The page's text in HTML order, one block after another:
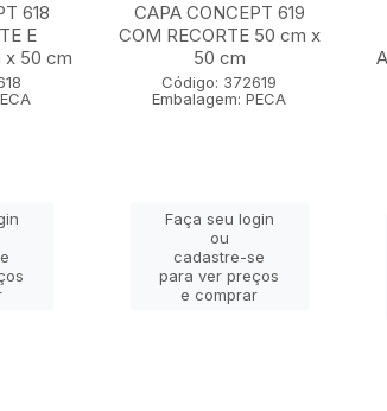
618
E
x 50 cm
CAPA CONCEPT 619
COM RECORTE 50 cm x
50 cm
Código: 372619
Embalagem: PECA
Faça seu login
ou
cadastre-se
para ver preços
e comprar